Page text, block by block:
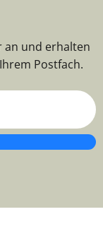
an und erhalten
Postfach.